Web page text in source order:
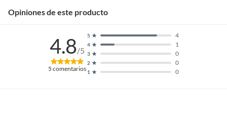
Material
Opiniones de este producto
4.8/5
5 comentarios 1 0
2 0
3 0
4 1
5 4